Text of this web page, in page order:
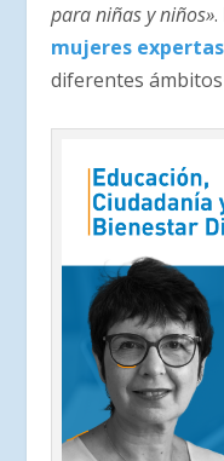
para niñas y niños»
mujeres expertas
diferentes